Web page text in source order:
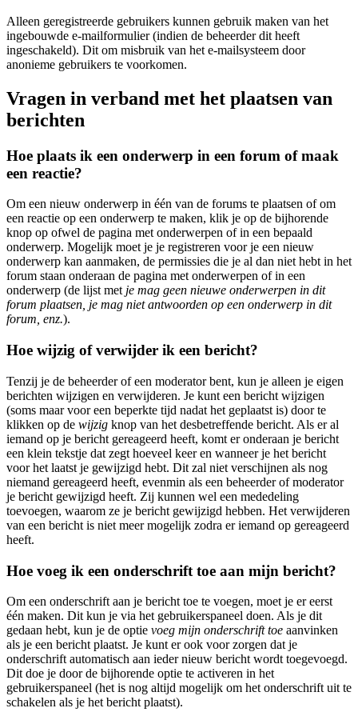
Alleen geregistreerde gebruikers kunnen gebruik maken van het
ingebouwde e-mailformulier (indien de beheerder dit heeft
ingeschakeld). Dit om misbruik van het e-mailsysteem door
anonieme gebruikers te voorkomen.
Vragen in verband met het plaatsen van
berichten
Hoe plaats ik een onderwerp in een forum of maak
een reactie?
Om een nieuw onderwerp in één van de forums te plaatsen of om
een reactie op een onderwerp te maken, klik je op de bijhorende
knop op ofwel de pagina met onderwerpen of in een bepaald
onderwerp. Mogelijk moet je je registreren voor je een nieuw
onderwerp kan aanmaken, de permissies die je al dan niet hebt in het
forum staan onderaan de pagina met onderwerpen of in een
onderwerp (de lijst met je mag geen nieuwe onderwerpen in dit
forum plaatsen, je mag niet antwoorden op een onderwerp in dit
forum, enz.).
Hoe wijzig of verwijder ik een bericht?
Tenzij je de beheerder of een moderator bent, kun je alleen je eigen
berichten wijzigen en verwijderen. Je kunt een bericht wijzigen
(soms maar voor een beperkte tijd nadat het geplaatst is) door te
klikken op de wijzig knop van het desbetreffende bericht. Als er al
iemand op je bericht gereageerd heeft, komt er onderaan je bericht
een klein tekstje dat zegt hoeveel keer en wanneer je het bericht
voor het laatst je gewijzigd hebt. Dit zal niet verschijnen als nog
niemand gereageerd heeft, evenmin als een beheerder of moderator
je bericht gewijzigd heeft. Zij kunnen wel een mededeling
toevoegen, waarom ze je bericht gewijzigd hebben. Het verwijderen
van een bericht is niet meer mogelijk zodra er iemand op gereageerd
heeft.
Hoe voeg ik een onderschrift toe aan mijn bericht?
Om een onderschrift aan je bericht toe te voegen, moet je er eerst
één maken. Dit kun je via het gebruikerspaneel doen. Als je dit
gedaan hebt, kun je de optie voeg mijn onderschrift toe aanvinken
als je een bericht plaatst. Je kunt er ook voor zorgen dat je
onderschrift automatisch aan ieder nieuw bericht wordt toegevoegd.
Dit doe je door de bijhorende optie te activeren in het
gebruikerspaneel (het is nog altijd mogelijk om het onderschrift uit te
schakelen als je het bericht plaatst).